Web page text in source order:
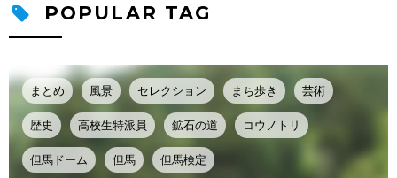
POPULAR TAG
まとめ 風景 セレクション まち歩き 芸術
歴史 高校生特派員 鉱石の道 コウノトリ
但馬ドーム 但馬 但馬検定